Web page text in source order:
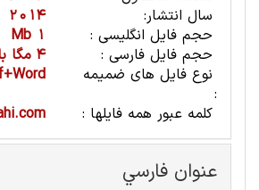
سال انتشار:
2014
حجم فایل انگلیسی :
1 Mb
حجم فایل فارسی :
4 مگا بایت
نوع فایل های ضمیمه
:
کلمه عبور همه فایلها :
عنوان فارسي